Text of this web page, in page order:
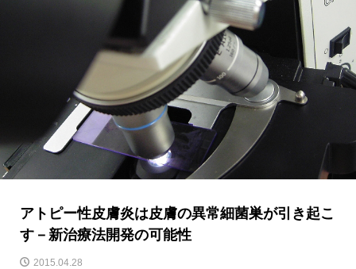
アトピー性皮膚炎は皮膚の異常細菌巣が引き起こ
す－新治療法開発の可能性
2015.04.28